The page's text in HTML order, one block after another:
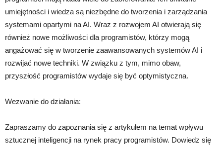
umiejętności i wiedza są niezbędne do tworzenia i zarządzania
systemami opartymi na AI. Wraz z rozwojem AI otwierają się
również nowe możliwości dla programistów, którzy mogą
angażować się w tworzenie zaawansowanych systemów AI i
rozwijać nowe techniki. W związku z tym, mimo obaw,
przyszłość programistów wydaje się być optymistyczna.
Wezwanie do działania:
Zapraszamy do zapoznania się z artykułem na temat wpływu
sztucznej inteligencji na rynek pracy programistów. Dowiedz się